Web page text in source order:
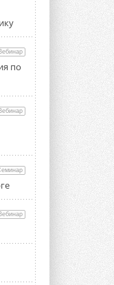
по